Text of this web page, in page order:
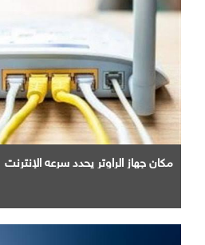
مكان جهاز الراوتر يحدد سرعه الإنترنت